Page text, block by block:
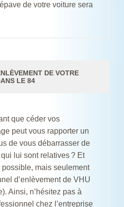
de votre voiture sera
DE VOTRE
LE 84
que céder vos
peut vous rapporter un
de vous débarrasser de
lui sont relatives ? Et
possible, mais seulement
d’enlèvement de VHU
Ainsi, n’hésitez pas à
chez l’entreprise